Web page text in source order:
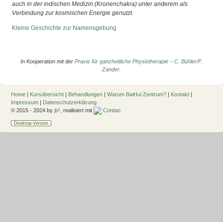
auch in der indischen Medizin (Kronenchakra) unter anderem als
Verbindung zur kosmischen Energie genutzt.
Kleine Geschichte zur Namensgebung
In Kooperation mit der Praxis für ganzheitliche Physiotherapie – C. Bühler/F.
Zander
Home Kursübersicht| Behandlungen| Warum BaiHui Zentrum?| Kontakt|
Impressum|
Datenschutzerklärung
© 2015 - 2024 by jb², realisiert mit Contao
Desktop-Version